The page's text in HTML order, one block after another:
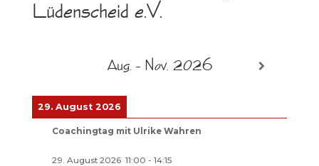
Lüdenscheid e.V.
Aug. - Nov. 2026
29. August 2026
Coachingtag mit Ulrike Wahren
29. August 2026 11:00 - 14:15